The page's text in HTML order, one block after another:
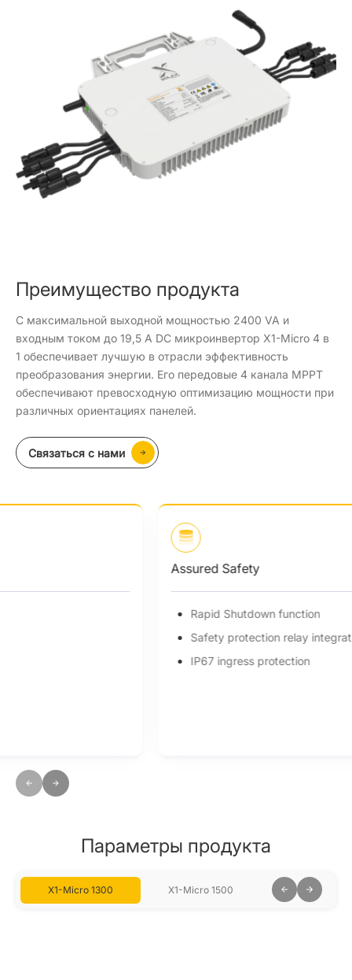
Преимущество продукта
С максимальной выходной мощностью 2400 VA и
входным током до 19,5 А DC микроинвертор X1-Micro 4 в
1 обеспечивает лучшую в отрасли эффективность
преобразования энергии. Его передовые 4 канала MPPT
обеспечивают превосходную оптимизацию мощности при
различных ориентациях панелей.
Связаться с нами
Rapid Shutdown function
Safety protection relay integrated
Параметры продукта
X1-Micro 1300 X1-Micro 1500 X1-Micro